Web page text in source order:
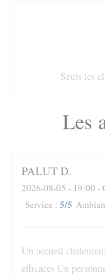
Les
PALUTD
2026-08-05 - 19:00 -
Service : 5/5
Un accueil
efficaces Un
Seuls les